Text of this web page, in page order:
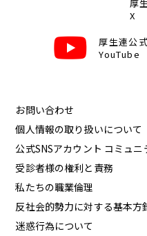
厚
X
厚生連公式
YouTube
お問い合わせ
個人情報の取り扱いについて
公式SNSアカウント コミュ
受診者様の権利と責務
私たちの職業倫理
反社会的勢力に対する基本方
迷惑行為について